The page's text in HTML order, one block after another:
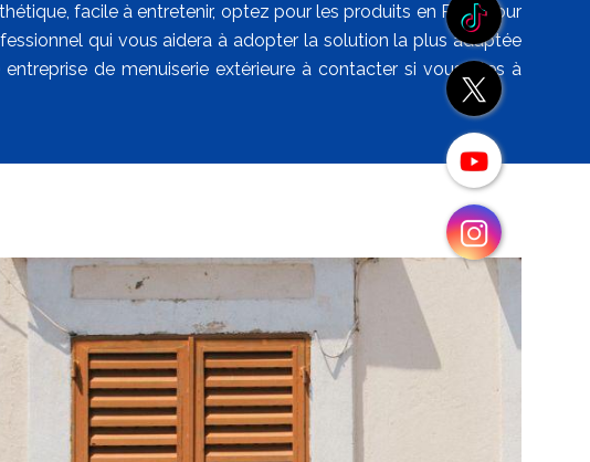
facile à entretenir, optez pour les produits en PVC. Pour
qui vous aidera à adopter la solution la plus adaptée
de menuiserie extérieure à contacter si vous êtes à